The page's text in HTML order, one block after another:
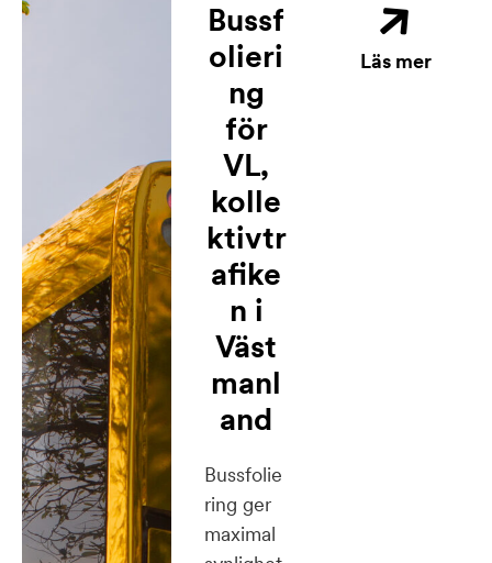
Bussf
olieri
ng
för
VL,
kolle
ktivtr
afike
n i
Väst
manl
and
Bussfolie
ring ger
maximal
Läs mer